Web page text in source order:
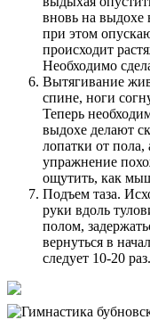
вновь на выдохе
при этом
происходит
Необходимо
Вытягивание
спине, ноги
Теперь
выдохе делают
лопатки от пола,
упражнение
ощутить, как
Подъем таза.
руки вдоль
полом,
вернуться в
следует 10-20 раз.